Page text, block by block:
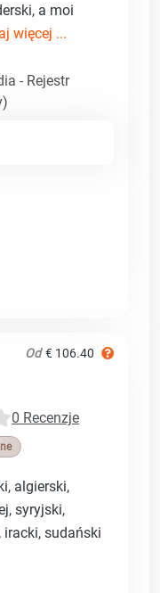
a moi
więcej ...
- Rejestr
Od € 106.40
0 Recenzje
algierski,
syryjski,
sudański